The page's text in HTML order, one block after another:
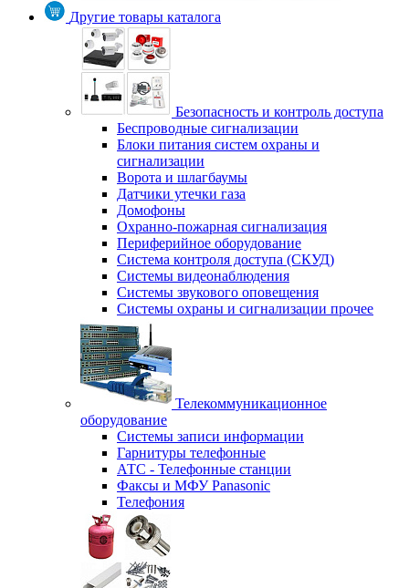
Другие товары каталога
Безопасность и контроль доступа
Беспроводные сигнализации
Блоки питания систем охраны и
сигнализации
Ворота и шлагбаумы
Датчики утечки газа
Домофоны
Охранно-пожарная сигнализация
Периферийное оборудование
Система контроля доступа (СКУД)
Системы видеонаблюдения
Системы звукового оповещения
Системы охраны и сигнализации прочее
Телекоммуникационное
оборудование
Системы записи информации
Гарнитуры телефонные
АТС - Телефонные станции
Факсы и МФУ Panasonic
Телефония